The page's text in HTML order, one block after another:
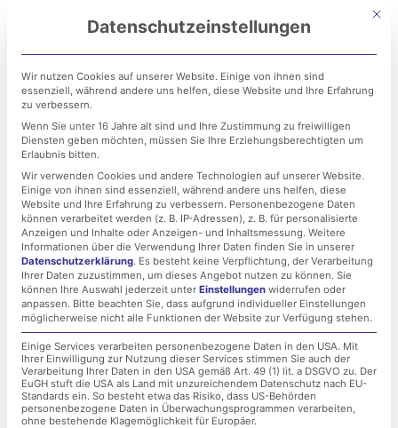
springen
VMware –
Sicherheitsupdates –
Kritische Schadcode-
Lücke lässt Schadcodes
ausführen
28. Mai 2021
Mit
Datenschutzeinstellungen
Wir nutzen Cookies auf unserer Website. Einige von ihnen sind
essenziell, während andere uns helfen, diese Website und Ihre Erfahrung
zu verbessern.
Wenn Sie unter 16 Jahre alt sind und Ihre Zustimmung zu freiwilligen
Diensten geben möchten, müssen Sie Ihre Erziehungsberechtigten um
Erlaubnis bitten.
Wir verwenden Cookies und andere Technologien auf unserer Website.
Einige von ihnen sind essenziell, während andere uns helfen, diese
Website und Ihre Erfahrung zu verbessern. Personenbezogene Daten
können verarbeitet werden (z. B. IP-Adressen), z. B. für personalisierte
Anzeigen und Inhalte oder Anzeigen- und Inhaltsmessung. Weitere
Informationen über die Verwendung Ihrer Daten finden Sie in unserer
Datenschutzerklärung. Es besteht keine Verpflichtung, der Verarbeitung
Ihrer Daten zuzustimmen, um dieses Angebot nutzen zu können. Sie
können Ihre Auswahl jederzeit unter Einstellungen widerrufen oder
anpassen. Bitte beachten Sie, dass aufgrund individueller Einstellungen
möglicherweise nicht alle Funktionen der Website zur Verfügung stehen.
Einige Services verarbeiten personenbezogene Daten in den USA. Mit
Ihrer Einwilligung zur Nutzung dieser Services stimmen Sie auch der
Verarbeitung Ihrer Daten in den USA gemäß Art. 49 (1) lit. a DSGVO zu. Der
EuGH stuft die USA als Land mit unzureichendem Datenschutz nach EU-
Standards ein. So besteht etwa das Risiko, dass US-Behörden
personenbezogene Daten in Überwachungsprogrammen verarbeiten,
ohne bestehende Klagemöglichkeit für Europäer.